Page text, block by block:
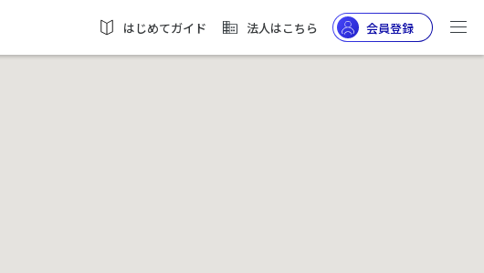
はじめてガイド 法人はこちら 会員登録